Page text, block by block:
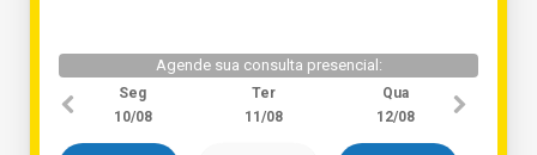
Agende sua consulta presencial:
Seg
10/08
Ter
11/08
Qua
12/08